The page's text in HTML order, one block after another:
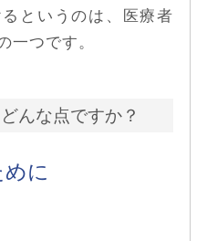
というのは、医療者
一つです。
んな点ですか？
に